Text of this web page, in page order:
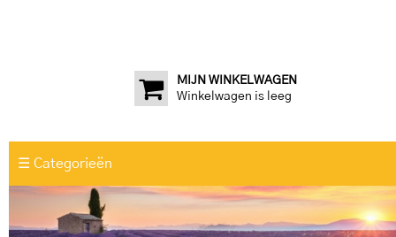
MIJN WINKELWAGEN
Winkelwagen is leeg
☰ Categorieën